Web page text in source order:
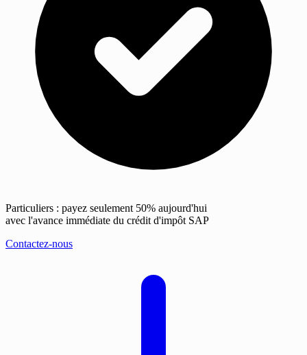
Particuliers : payez seulement 50% aujourd'hui
avec l'avance immédiate du crédit d'impôt SAP
Contactez-nous